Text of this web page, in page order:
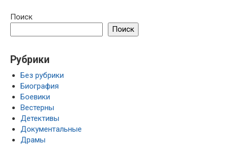
Поиск
Поиск
Рубрики
Без рубрики
Биография
Боевики
Вестерны
Детективы
Документальные
Драмы